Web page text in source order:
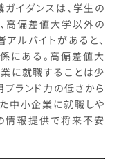
イダンスは、学生の
高偏差値大学以外の
ルバイトがあると、
にある。高偏差値大
に就職することは少
ランド力の低さから
中小企業に就職しや
情報提供で将来不安